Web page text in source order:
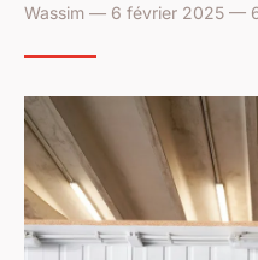
Wassim — 6 février 2025 —